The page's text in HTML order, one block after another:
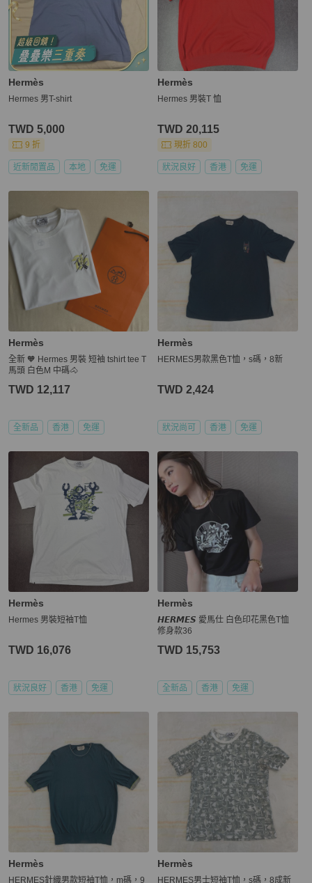
Hermès
Hermes 男T-shirt
TWD 5,000
9 折
近新閒置品 本地 免運
Hermès
Hermes 男裝T 恤
TWD 20,115
現折 800
狀況良好 香港 免運
Hermès
全新 🧡 Hermes 男裝 短袖 tshirt tee T
馬頭 白色M 中碼🐴
TWD 12,117
全新品 香港 免運
Hermès
HERMES男款黑色T恤，s碼，8新
TWD 2,424
狀況尚可 香港 免運
Hermès
Hermes 男裝短袖T恤
TWD 16,076
狀況良好 香港 免運
Hermès
𝙃𝙀𝙍𝙈𝙀𝙎 愛馬仕 白色印花黑色T恤
修身款36
TWD 15,753
全新品 香港 免運
Hermès
HERMES針織男款短袖T恤，m碼，9
Hermès
HERMES男士短袖T恤，s碼，8成新